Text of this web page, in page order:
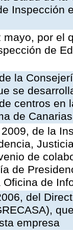
Inspección
mayo, por el
de
la
se
centros en
de Canarias
de la
de
de
de
del
empresa